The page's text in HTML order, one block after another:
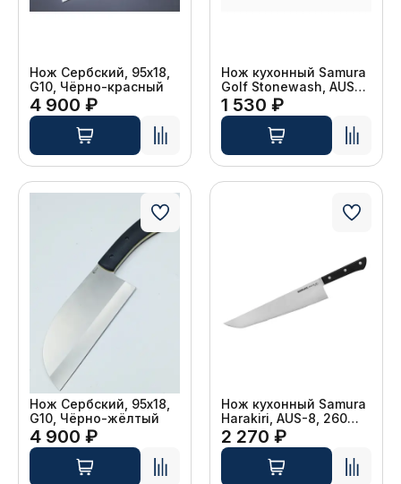
Нож Сербский, 95х18,
G10, Чёрно-красный
4 900 ₽
Нож кухонный Samura
Golf Stonewash, AUS-
8, 167 мм
1 530 ₽
Нож Сербский, 95х18,
G10, Чёрно-жёлтый
4 900 ₽
Нож кухонный Samura
Harakiri, AUS-8, 260
мм, чёрный
2 270 ₽